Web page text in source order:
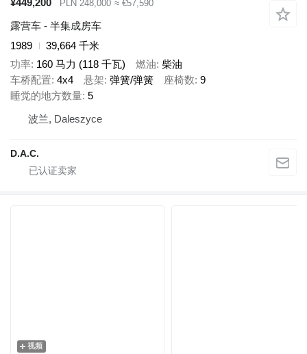
PLN 248,000 ≈ €57,590
露营车 - 半集成房车
1989
39,664 千米
功率 160 马力 (118 千瓦) 燃油 柴油
车桥配置 4x4 悬架 弹簧/弹簧 座椅数 9
睡觉的地方数量 5
波兰, Daleszyce
D.A.C.
视频